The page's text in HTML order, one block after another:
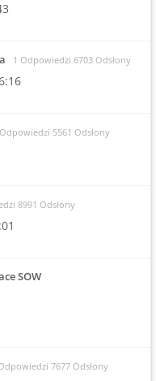
1 Odpowiedzi 6703 Odsłony
5561 Odsłony
8991 Odsłony
SOW
7677 Odsłony